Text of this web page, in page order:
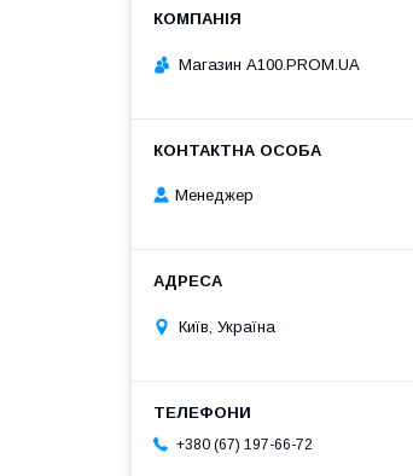
Магазин A100.PROM.UA
Менеджер
Київ, Україна
+380 (67) 197-66-72